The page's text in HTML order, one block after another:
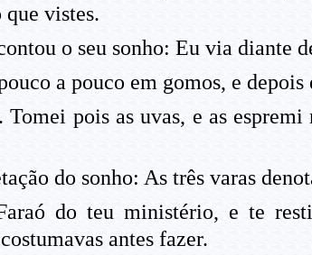
vistes.
o seu sonho: Eu via diante
a pouco em gomos, e
pois as uvas, e as
do sonho: As três varas
do teu ministério, e te
antes fazer.